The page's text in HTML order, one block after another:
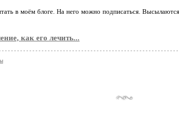
в моём блоге. На него можно подписаться.
как его лечить...